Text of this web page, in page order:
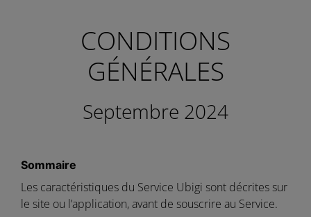
CONDITIONS
GÉNÉRALES
Septembre 2024
Sommaire
Les caractéristiques du Service Ubigi sont décrites sur
le site ou l’application, avant de souscrire au Service.